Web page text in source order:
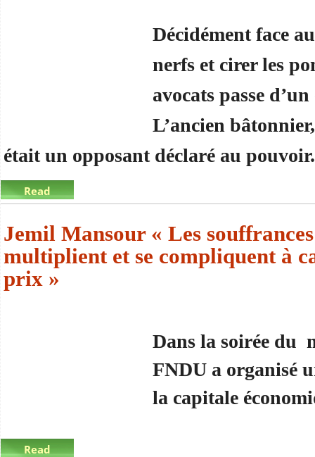
Décidément face
nerfs et cirer les
avocats passe
L’ancien
était un opposant déclaré au pouvoir.
Read
moreabout Pour enterrer l’épisode Bouhoubény,
Jemil Mansour « Les souffrances
multiplient et se compliquent à
prix »
Dans la soirée du
FNDU a organisé
la capitale
Read